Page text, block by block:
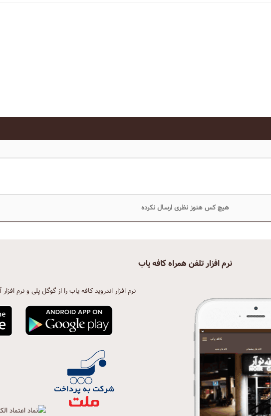
هیچ کس هنوز نظری ارسال نکرده
نرم افزار تلفن همراه کافه یاب
نرم افزار اندروید کافه یاب را از گوگل پلی و نرم